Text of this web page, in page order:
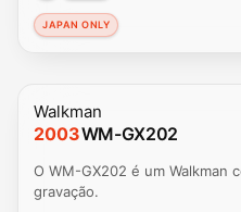
JAPAN ONLY
Walkman
2003WM-GX202
O WM-GX202 é um Walkman
gravação.